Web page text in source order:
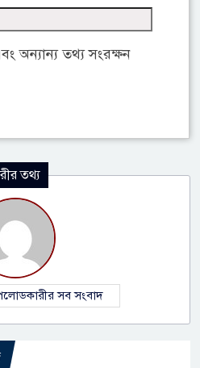
অন্যান্য তথ্য সংরক্ষন
তথ্য
সব সংবাদ